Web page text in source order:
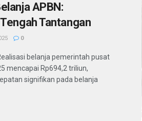
APBN:
Tantangan
0
belanja pemerintah pusat
mencapai Rp694,2 triliun,
signifikan pada belanja